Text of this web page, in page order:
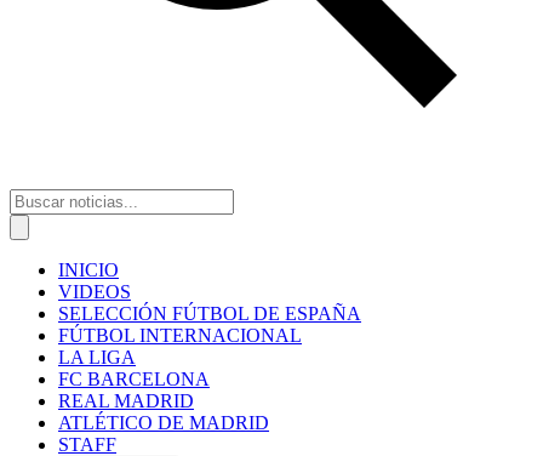
INICIO
VIDEOS
SELECCIÓN FÚTBOL DE ESPAÑA
FÚTBOL INTERNACIONAL
LA LIGA
FC BARCELONA
REAL MADRID
ATLÉTICO DE MADRID
STAFF